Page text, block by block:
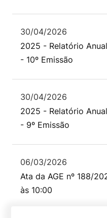
30/04/2026
2025 - Relatório
- 10º Emissão
30/04/2026
2025 - Relatório
- 9º Emissão
06/03/2026
Ata da AGE nº 188/
às 10:00